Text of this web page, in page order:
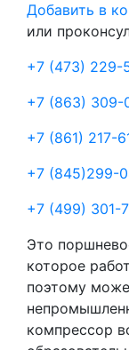
Добавить в
или
+7 (473) 229-
+7 (863) 309-
+7 (861) 217-
+7 (845)299-
+7 (499) 301-
Это
которое
поэтому
компрессор